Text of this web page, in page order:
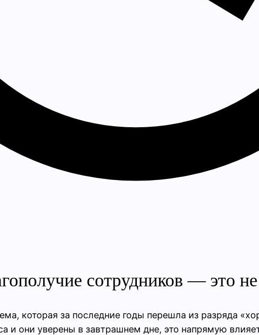
сотрудников — это
которая за последние годы перешла из разряда
и они уверены в завтрашнем дне, это напрямую